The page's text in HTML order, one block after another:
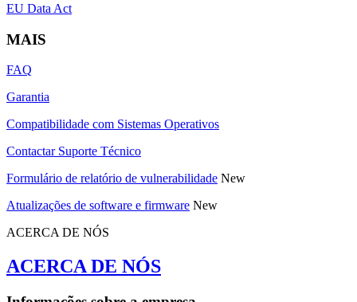
EU Data Act
MAIS
FAQ
Garantia
Compatibilidade com Sistemas Operativos
Contactar Suporte Técnico
Formulário de relatório de vulnerabilidade New
Atualizações de software e firmware New
ACERCA DE NÓS
ACERCA DE NÓS